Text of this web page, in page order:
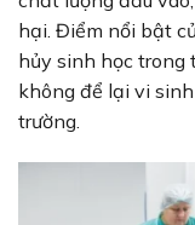
hại. Điểm nổi bật
hủy sinh học trong
không để lại vi
trường.